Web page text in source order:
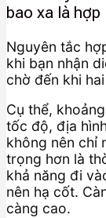
bao xa là hợp
Nguyên tắc
khi bạn nhận
chờ đến khi
Cụ thể,
tốc độ, địa
không nên chỉ
trọng hơn là
khả năng đi
nên hạ cốt.
càng cao.